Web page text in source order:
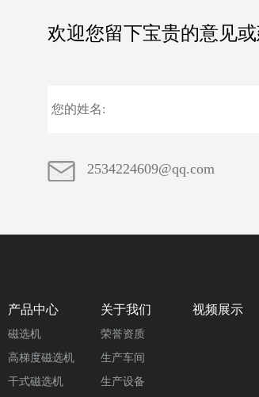
欢迎您留下宝贵的意见
2534224609@qq.com
产品中心
磁选机
高梯度磁选机
干式磁选机
关于我们
荣誉资质
生产车间
生产设备
视频展示